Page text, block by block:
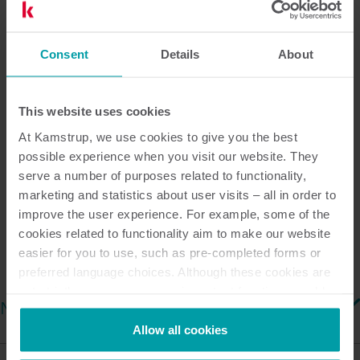
Consent Details About
This website uses cookies
At Kamstrup, we use cookies to give you the best
possible experience when you visit our website. They
serve a number of purposes related to functionality,
marketing and statistics about user visits – all in order to
improve the user experience. For example, some of the
cookies related to functionality aim to make our website
easier for you to use, such as pre-completed forms or
preferred language choices. Although these cookies are
not be available without them.
Kamstrup makes use of third-party cookies. A third-party
cookie is installed by someone other than us, such as
Allow all cookies
przechowywane na twoim komputerze. Można
systemu READy.
Zbieranie danych za pomocą
systemu READy
Zobacz opcje zbierania danych dostępne
dla systemu READy.
Network reading
Infrastruktura komunikacyjna w przypadku odczytów w sieci